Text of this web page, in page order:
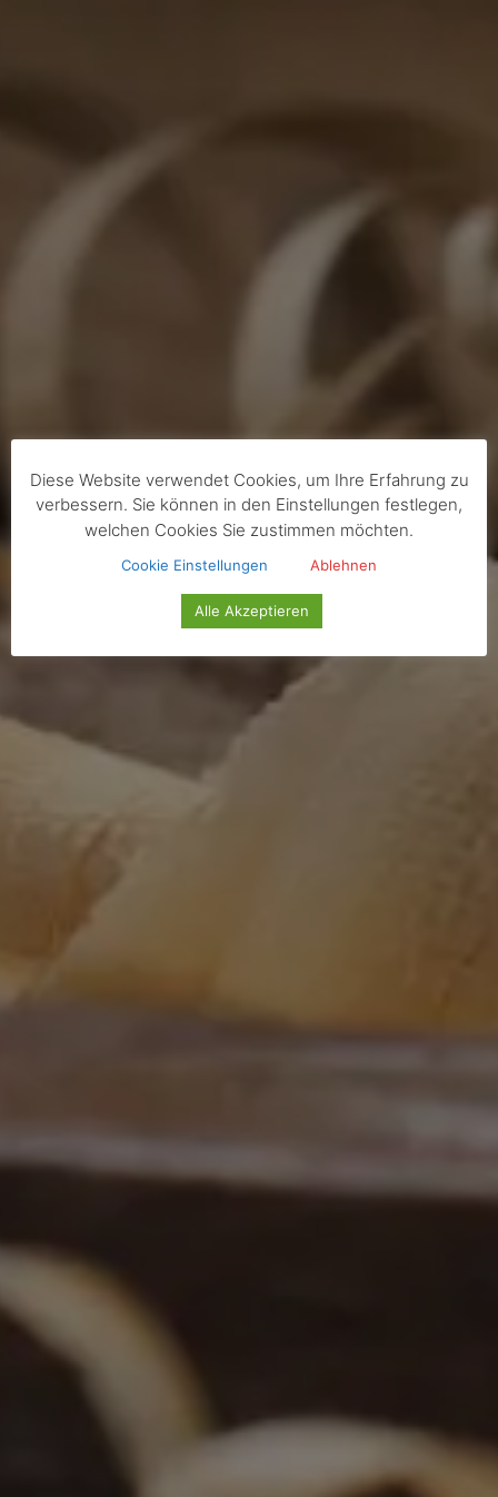
Diese Website verwendet Cookies, um Ihre Erfahrung zu
verbessern. Sie können in den Einstellungen festlegen,
welchen Cookies Sie zustimmen möchten.
Cookie Einstellungen Ablehnen
Alle Akzeptieren